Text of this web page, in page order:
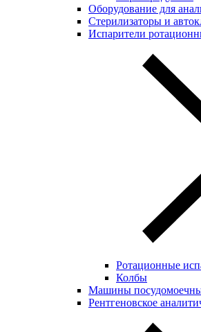
Оборудование для
Стерилизаторы и
Испарители
Ротационные
Колбы
Машины
Рентгеновское